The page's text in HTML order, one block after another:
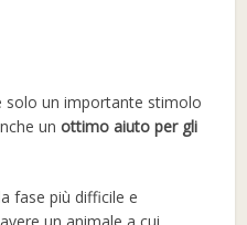
solo un importante stimolo
unottimo aiuto per gli
fase più difficile e